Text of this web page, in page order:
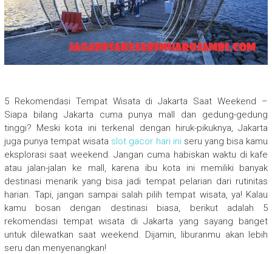
5 Rekomendasi Tempat Wisata di Jakarta Saat Weekend –
Siapa bilang Jakarta cuma punya mall dan gedung-gedung
tinggi? Meski kota ini terkenal dengan hiruk-pikuknya, Jakarta
juga punya tempat wisata slot gacor hari iniseru yang bisa kamu
eksplorasi saat weekend. Jangan cuma habiskan waktu di kafe
atau jalan-jalan ke mall, karena ibu kota ini memiliki banyak
destinasi menarik yang bisa jadi tempat pelarian dari rutinitas
harian. Tapi, jangan sampai salah pilih tempat wisata, ya! Kalau
kamu bosan dengan destinasi biasa, berikut adalah 5
rekomendasi tempat wisata di Jakarta yang sayang banget
untuk dilewatkan saat weekend. Dijamin, liburanmu akan lebih
seru dan menyenangkan!